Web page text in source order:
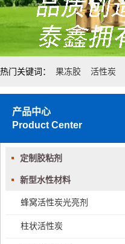
热门关键词： 果冻胶 活性炭
产品中心
Product Center
定制胶粘剂
新型水性材料
蜂窝活性炭光亮剂
柱状活性炭